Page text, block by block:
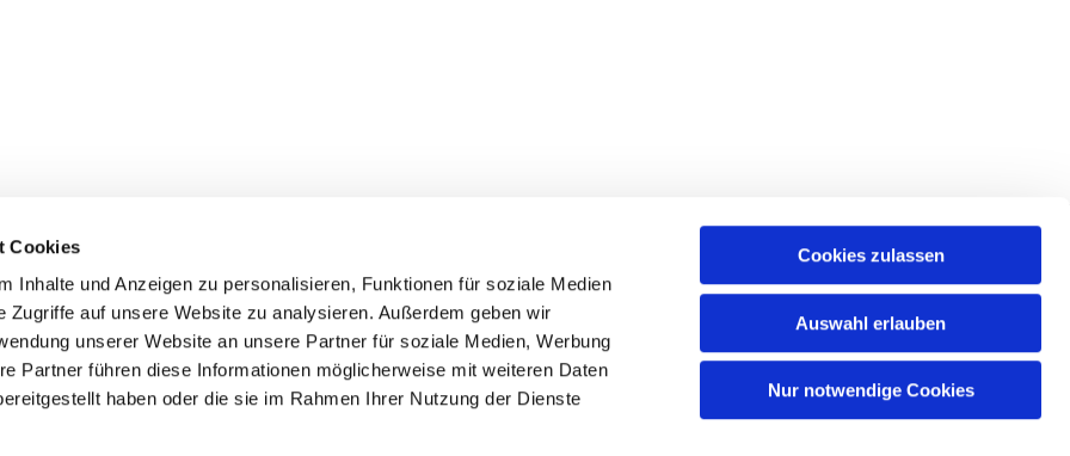
Cookies
Inhalte und Anzeigen zu personalisieren, Funktionen für soziale Medien
Zugriffe auf unsere Website zu analysieren. Außerdem geben wir
unserer Website an unsere Partner für soziale Medien, Werbung
Partner führen diese Informationen möglicherweise mit weiteren Daten
haben oder die sie im Rahmen Ihrer Nutzung der Dienste
Cookies zulassen
Auswahl erlauben
Nur notwendige Cookies